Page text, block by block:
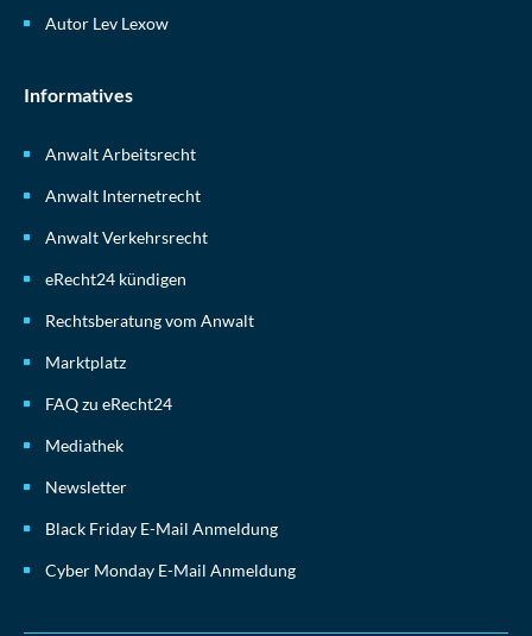
Autor Lev Lexow
Informatives
Anwalt Arbeitsrecht
Anwalt Internetrecht
Anwalt Verkehrsrecht
eRecht24 kündigen
Rechtsberatung vom Anwalt
Marktplatz
FAQ zu eRecht24
Mediathek
Newsletter
Black Friday E-Mail Anmeldung
Cyber Monday E-Mail Anmeldung